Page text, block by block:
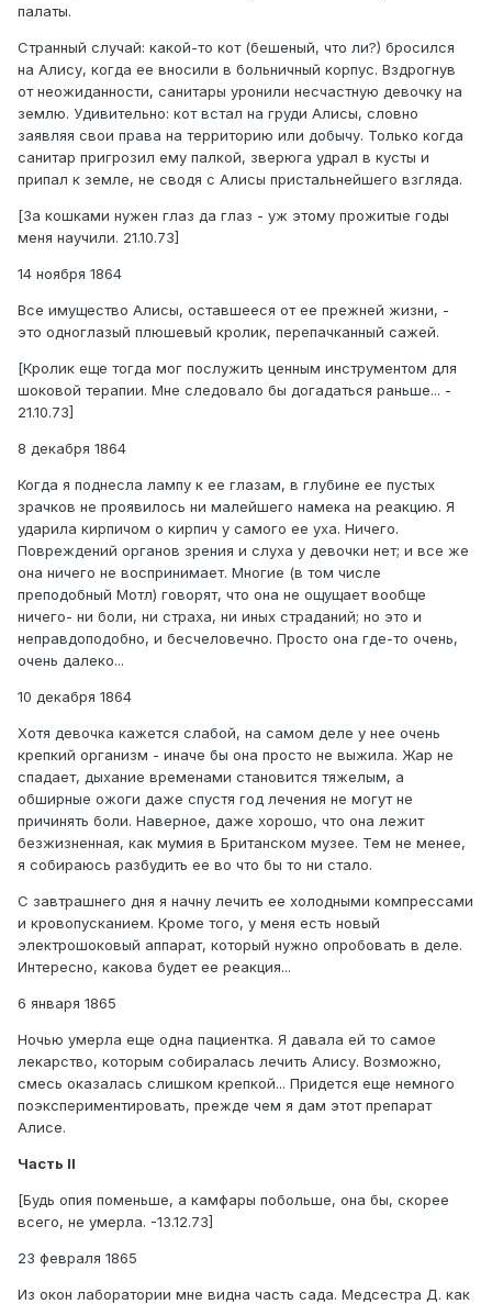
палаты.
Странный случай: какой-то кот (бешеный, что ли?) бросился
на Алису, когда ее вносили в больничный корпус. Вздрогнув
от неожиданности, санитары уронили несчастную девочку на
землю. Удивительно: кот встал на груди Алисы, словно
заявляя свои права на территорию или добычу. Только когда
санитар пригрозил ему палкой, зверюга удрал в кусты и
припал к земле, не сводя с Алисы пристальнейшего взгляда.
[За кошками нужен глаз да глаз - уж этому прожитые годы
меня научили. 21.10.73]
14 ноября 1864
Все имущество Алисы, оставшееся от ее прежней жизни, -
это одноглазый плюшевый кролик, перепачканный сажей.
[Кролик еще тогда мог послужить ценным инструментом для
шоковой терапии. Мне следовало бы догадаться раньше... -
21.10.73]
8 декабря 1864
Когда я поднесла лампу к ее глазам, в глубине ее пустых
зрачков не проявилось ни малейшего намека на реакцию. Я
ударила кирпичом о кирпич у самого ее уха. Ничего.
Повреждений органов зрения и слуха у девочки нет; и все же
она ничего не воспринимает. Многие (в том числе
преподобный Мотл) говорят, что она не ощущает вообще
ничего- ни боли, ни страха, ни иных страданий; но это и
неправдоподобно, и бесчеловечно. Просто она где-то очень,
очень далеко...
10 декабря 1864
Хотя девочка кажется слабой, на самом деле у нее очень
крепкий организм - иначе бы она просто не выжила. Жар не
спадает, дыхание временами становится тяжелым, а
обширные ожоги даже спустя год лечения не могут не
причинять боли. Наверное, даже хорошо, что она лежит
безжизненная, как мумия в Британском музее. Тем не менее,
я собираюсь разбудить ее во что бы то ни стало.
С завтрашнего дня я начну лечить ее холодными компрессами
и кровопусканием. Кроме того, у меня есть новый
электрошоковый аппарат, который нужно опробовать в деле.
Интересно, какова будет ее реакция...
6 января 1865
Ночью умерла еще одна пациентка. Я давала ей то самое
лекарство, которым собиралась лечить Алису. Возможно,
смесь оказалась слишком крепкой... Придется еще немного
поэкспериментировать, прежде чем я дам этот препарат
Алисе.
Часть II
[Будь опия поменьше, а камфары побольше, она бы, скорее
всего, не умерла. -13.12.73]
23 февраля 1865
Из окон лаборатории мне видна часть сада. Медсестра Д. как